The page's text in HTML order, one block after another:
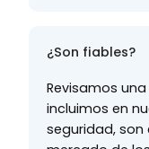
¿Son fiables?
Revisamos
incluimos en
seguridad,